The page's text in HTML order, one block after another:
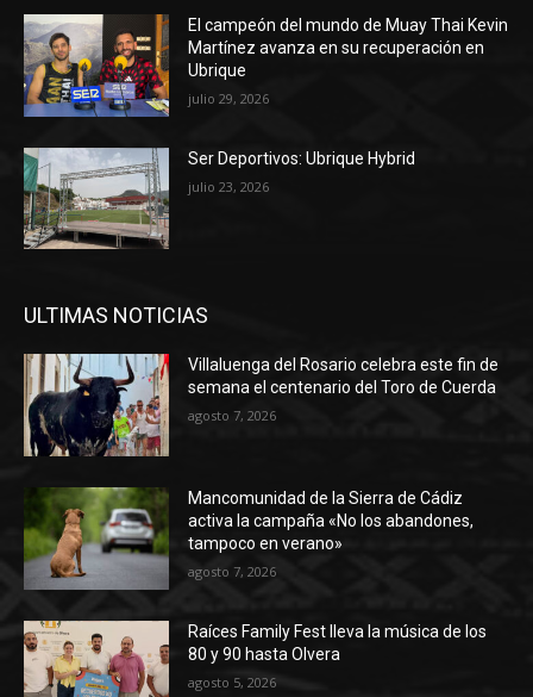
El campeón del mundo de Muay Thai Kevin
Martínez avanza en su recuperación en
Ubrique
julio 29, 2026
Ser Deportivos: Ubrique Hybrid
julio 23, 2026
ULTIMAS NOTICIAS
Villaluenga del Rosario celebra este fin de
semana el centenario del Toro de Cuerda
agosto 7, 2026
Mancomunidad de la Sierra de Cádiz
activa la campaña «No los abandones,
tampoco en verano»
agosto 7, 2026
Raíces Family Fest lleva la música de los
80 y 90 hasta Olvera
agosto 5, 2026